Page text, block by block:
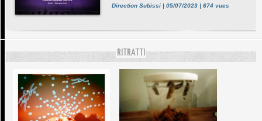
Direction Subissi | 05/07/2023 | 674 vues
RITRATTI